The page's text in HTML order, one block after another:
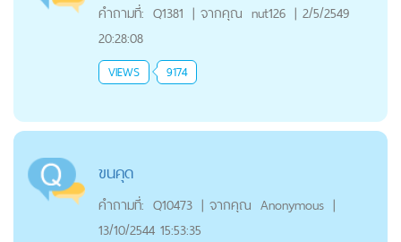
คำถามที่: Q1381 | จากคุณ nut126 | 2/5/2549
20:28:08
VIEWS 9174
ขนคุด
คำถามที่: Q10473 | จากคุณ Anonymous |
13/10/2544 15:53:35